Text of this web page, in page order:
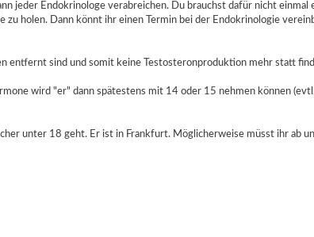
jeder Endokrinologe verabreichen. Du brauchst dafür nicht einmal
holen. Dann könnt ihr einen Termin bei der Endokrinologie
entfernt sind und somit keine Testosteronproduktion mehr statt
wird "er" dann spätestens mit 14 oder 15 nehmen können
unter 18 geht. Er ist in Frankfurt. Möglicherweise müsst ihr ab